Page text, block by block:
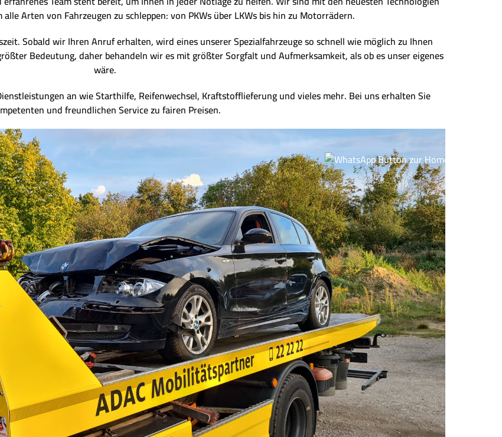
Arten von Fahrzeugen zu schleppen: von PKWs über LKWs bis hin zu Motorrädern.
Sobald wir Ihren Anruf erhalten, wird eines unserer Spezialfahrzeuge so schnell wie möglich zu Ihnen
Bedeutung, daher behandeln wir es mit größter Sorgfalt und Aufmerksamkeit, als ob es unser eigenes
wäre.
an wie Starthilfe, Reifenwechsel, Kraftstofflieferung und vieles mehr. Bei uns erhalten Sie
und freundlichen Service zu fairen Preisen.